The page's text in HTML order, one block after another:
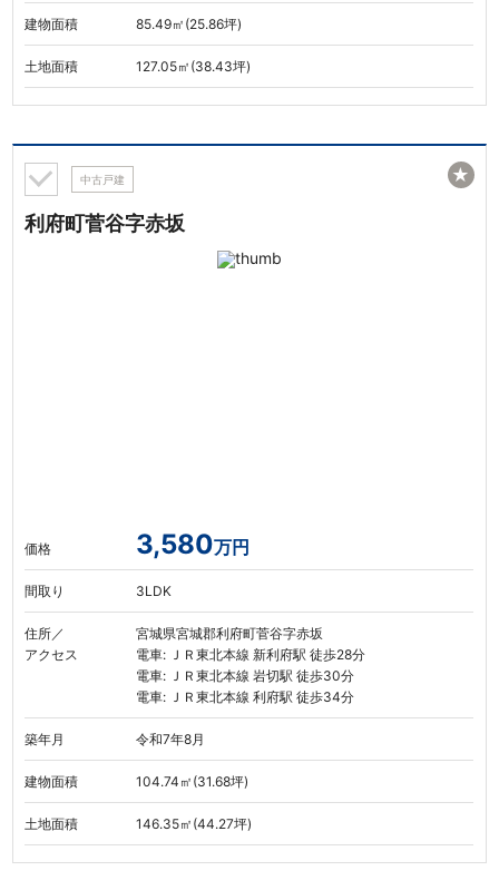
建物面積 85.49㎡(25.86坪)
土地面積 127.05㎡(38.43坪)
中古戸建
利府町菅谷字赤坂
価格 3,580万円
間取り 3LDK
住所／
アクセス
宮城県宮城郡利府町菅谷字赤坂
電車: ＪＲ東北本線 新利府駅 徒歩28分
電車: ＪＲ東北本線 岩切駅 徒歩30分
電車: ＪＲ東北本線 利府駅 徒歩34分
築年月 令和7年8月
建物面積 104.74㎡(31.68坪)
土地面積 146.35㎡(44.27坪)
★